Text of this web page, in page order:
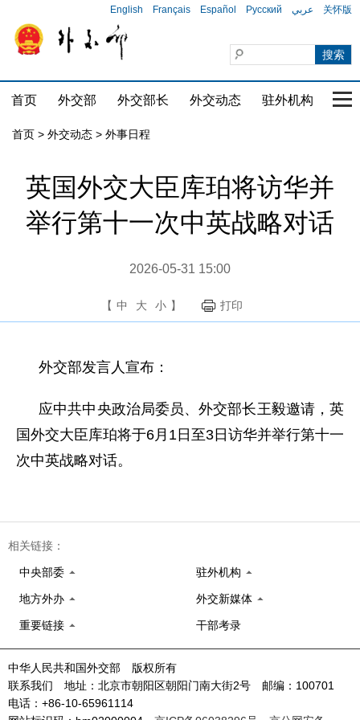
English Français Español Русский عربي 关怀版
首页 外交部 外交部长 外交动态 驻外机构 国
首页 > 外交动态 > 外事日程
英国外交大臣库珀将访华并
举行第十一次中英战略对话
2026-05-31 15:00
【 中 大 小 】 打印
外交部发言人宣布：
应中共中央政治局委员、外交部长王毅邀请，英
国外交大臣库珀将于6月1日至3日访华并举行第十一
次中英战略对话。
相关链接：
中央部委 驻外机构
地方外办 外交新媒体
重要链接 干部考录
中华人民共和国外交部 版权所有
联系我们 地址：北京市朝阳区朝阳门南大街2号 邮编：100701
电话：+86-10-65961114